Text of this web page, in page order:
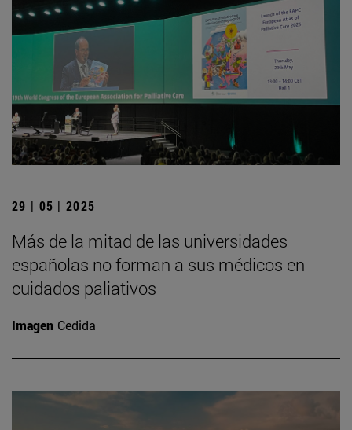
29 | 05 | 2025
Más de la mitad de las universidades
españolas no forman a sus médicos en
cuidados paliativos
Imagen Cedida